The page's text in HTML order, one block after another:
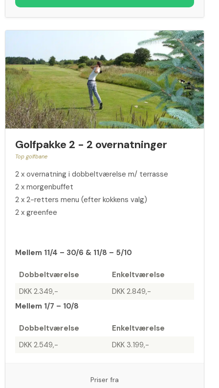
Golfpakke 2 - 2 overnatninger
Top golfbane
2 x overnatning i dobbeltværelse m/ terrasse
2 x morgenbuffet
2 x 2-retters menu (efter kokkens valg)
2 x greenfee
Mellem 11/4 – 30/6 & 11/8 – 5/10
Dobbeltværelse
Enkeltværelse
DKK 2.349,-
DKK 2.849,-
Mellem 1/7 – 10/8
Dobbeltværelse
Enkeltværelse
DKK 2.549,-
DKK 3.199,-
Priser fra